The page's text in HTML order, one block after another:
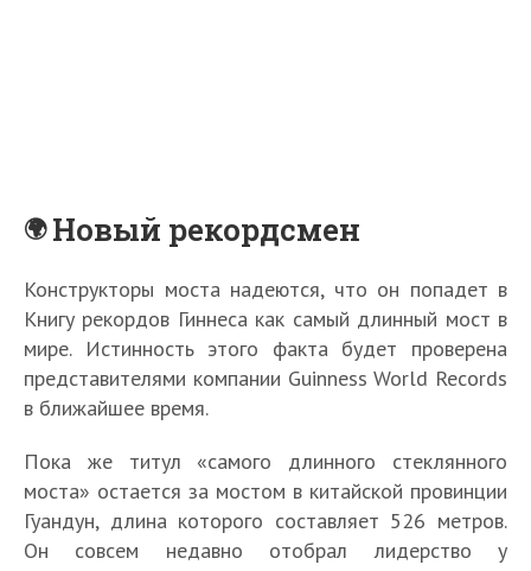
Новый рекордсмен
Конструкторы моста надеются, что он попадет в
Книгу рекордов Гиннеса как самый длинный мост в
мире. Истинность этого факта будет проверена
представителями компании Guinness World Records
в ближайшее время.
Пока же титул «самого длинного стеклянного
моста» остается за мостом в китайской провинции
Гуандун, длина которого составляет 526 метров.
Он совсем недавно отобрал лидерство у